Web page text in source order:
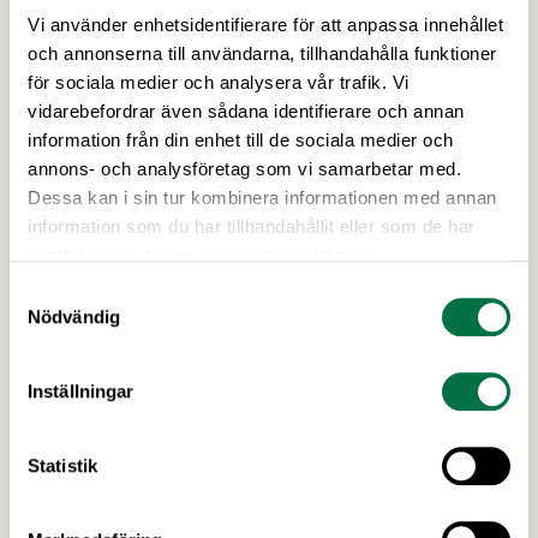
Vi använder enhetsidentifierare för att anpassa innehållet
och annonserna till användarna, tillhandahålla funktioner
för sociala medier och analysera vår trafik. Vi
vidarebefordrar även sådana identifierare och annan
information från din enhet till de sociala medier och
annons- och analysföretag som vi samarbetar med.
Dessa kan i sin tur kombinera informationen med annan
information som du har tillhandahållit eller som de har
Nödvändig
Inställningar
Statistik
Livsmedelsföretagens bedömning av
införandet av EU:s
konsumentmaktsdirektiv –
Livsmedelsföretagen
7 APRIL 2026
Livsmedelsföretagen stödjer det grundläggande
tydligare hållbarhetskommunikation. Men trots
upprepade möten vägrar Regeringskansliet och
kring övergångsregler. Därför ger
till medlemsföretagen.
Senaste nytt